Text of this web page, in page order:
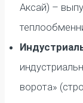
Аксай) –
ворота»